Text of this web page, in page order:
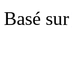
Basé sur